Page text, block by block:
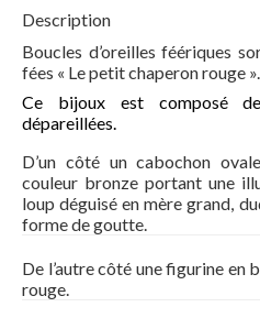
DIY
Maquillage
Animations
Anniversaire
EVJF/Mariage
Technique artistique
Description
Boucles d’oreilles féériques
fées « Le petit chaperon rouge ».
Ce bijoux est composé
dépareillées.
D’un côté un cabochon
couleur bronze portant une
loup déguisé en mère grand,
forme de goutte.
De l’autre côté une figurine en
rouge.